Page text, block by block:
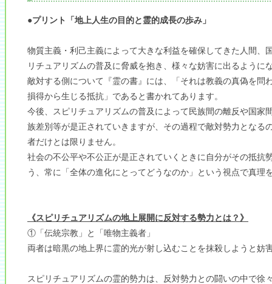
●プリント「地上人生の目的と霊的成長の歩み」
物質主義・利己主義によって大きな利益を確保してきた人間、
リチュアリズムの普及に脅威を抱き、様々な妨害に出るように
敵対する側について『霊の書』には、「それは教義の真偽を問
損得から生じる抵抗」であると書かれてあります。
今後、スピリチュアリズムの普及によって民族間の離反や国家
族差別等が是正されていきますが、その過程で敵対勢力となる
者だけとは限りません。
社会の不公平や不公正が是正されていくときに自分がその抵抗
う、常に「全体の進化にとってどうなのか」という視点で真理
《スピリチュアリズムの地上展開に反対する勢力とは？》
①「伝統宗教」と「唯物主義者」
両者は暗黒の地上界に霊的光が射し込むことを抹殺しようと妨
スピリチュアリズムの霊的勢力は、反対勢力との闘いの中で徐